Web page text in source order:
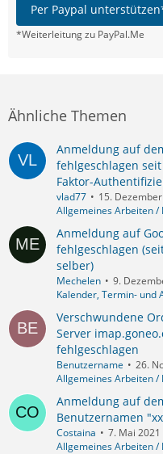
Per Paypal
*Weiterleitung zu PayPal.Me
Ähnliche Themen
Anmeldung auf
fehlgeschlagen
Faktor-
vlad77
15.
Allgemeines Arbeiten /
Anmeldung auf
fehlgeschlagen
selber)
Mechelen
9.
Kalender, Termin- und
Verschwundene
Server
fehlgeschlagen
Benutzername
26.
Allgemeines Arbeiten /
Anmeldung auf
Benutzernamen
Costaina
7. Mai
Allgemeines Arbeiten /